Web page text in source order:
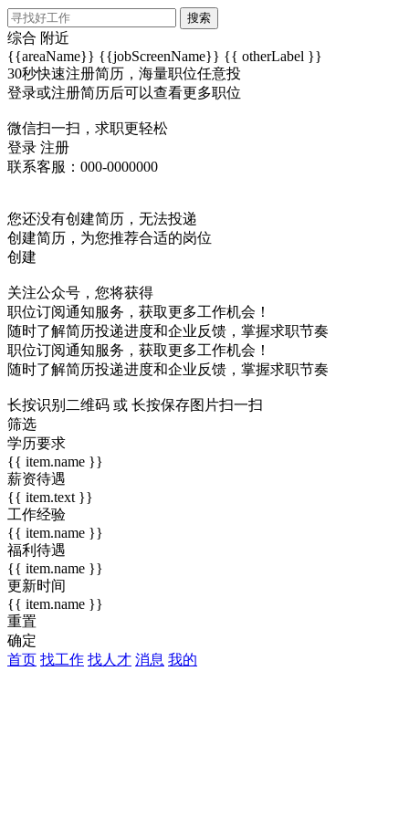
搜索
综合 附近
{{areaName}} {{jobScreenName}} {{ otherLabel }}
30秒快速注册简历，海量职位任意投
登录或注册简历后可以查看更多职位
微信扫一扫，求职更轻松
登录 注册
联系客服：000-0000000
您还没有创建简历，无法投递
创建简历，为您推荐合适的岗位
创建
关注公众号，您将获得
职位订阅通知服务，获取更多工作机会！
随时了解简历投递进度和企业反馈，掌握求职节奏
职位订阅通知服务，获取更多工作机会！
随时了解简历投递进度和企业反馈，掌握求职节奏
长按识别二维码 或 长按保存图片扫一扫
筛选
学历要求
{{ item.name }}
薪资待遇
{{ item.text }}
工作经验
{{ item.name }}
福利待遇
{{ item.name }}
更新时间
{{ item.name }}
重置
确定
首页 找工作 找人才 消息 我的